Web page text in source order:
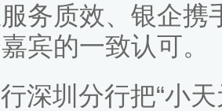
务质效、银企携
宾的一致认可。
深圳分行把“小